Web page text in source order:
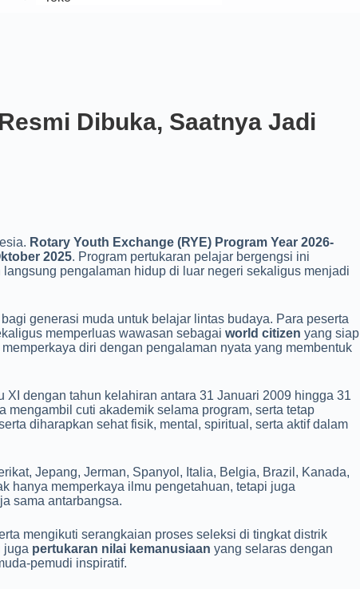
Dibuka, Saatnya Jadi
Rotary Youth Exchange (RYE) Program Year 2026-
2025. Program pertukaran pelajar bergengsi ini
pengalaman hidup di luar negeri sekaligus menjadi
generasi muda untuk belajar lintas budaya. Para peserta
memperluas wawasan sebagaiworld citizen yang siap
diri dengan pengalaman nyata yang membentuk
dengan tahun kelahiran antara 31 Januari 2009 hingga 31
cuti akademik selama program, serta tetap
diharapkan sehat fisik, mental, spiritual, serta aktif dalam
Jepang, Jerman, Spanyol, Italia, Belgia, Brazil, Kanada,
hanya memperkaya ilmu pengetahuan, tetapi juga
sama antarbangsa.
mengikuti serangkaian proses seleksi di tingkat distrik
juga pertukaran nilai kemanusiaan yang selaras dengan
pemudi inspiratif.